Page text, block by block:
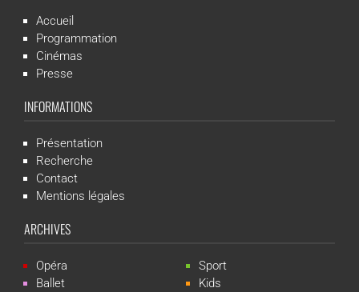
Accueil
Programmation
Cinémas
Presse
INFORMATIONS
Présentation
Recherche
Contact
Mentions légales
ARCHIVES
Opéra
Ballet
Sport
Kids